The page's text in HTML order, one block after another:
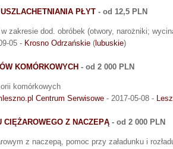
PŁYT - od 12,5 PLN
zakresie dod. obróbek (otwory, narożniki;
05 - Krosno Odrzańskie ( lubuskie)
KOMÓRKOWYCH - od 2 000 PLN
komórkowych
Centrum Serwisowe - 2017-05-08 -
CIĘŻAROWEGO Z NACZEPĄ - od 2 000 PLN
z naczepą, pomoc przy załadunku i